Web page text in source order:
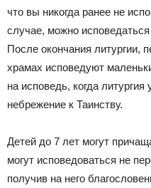
что вы никогда ранее не
случае, можно
После окончания литургии,
храмах исповедуют
на исповедь, когда
небрежение к Таинству.
Детей до 7 лет могут
могут исповедоваться не
получив на него